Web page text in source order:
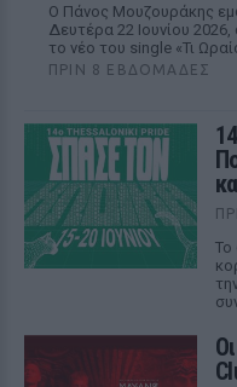
Ο Πάνος Μουζουράκης
Δευτέρα 22 Ιουνίου
το νέο του single «Τι
ΠΡΙΝ 8 ΕΒΔΟΜΆΔΕΣ
Το